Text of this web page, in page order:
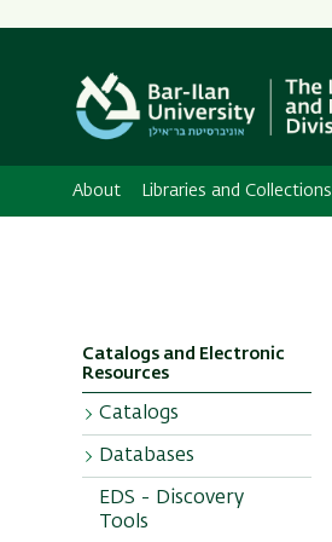
About Libraries and Collections
Catalogs and Electronic
Resources
Catalogs
Bar Ilan Catalog
Additional
Catalogs
Databases
Sorted
Alphabetically or
EDS - Discovery
Tools